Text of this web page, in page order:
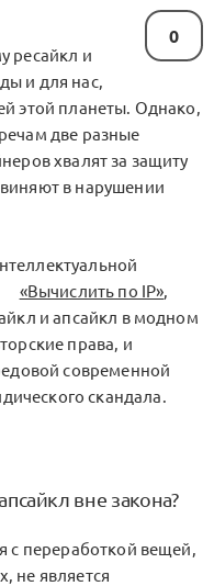
0
ресайкл и
и для нас,
этой планеты. Однако,
две разные
хвалят за защиту
в нарушении
«Вычислить по IP»,
и апсайкл в модном
права, и
современной
скандала.
вне закона?
с переработкой вещей,
не является